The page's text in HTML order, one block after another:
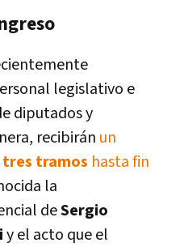
legislativo e
diputados y
recibirán un
tres tramos hasta fin
la
deSergio
y el acto que el